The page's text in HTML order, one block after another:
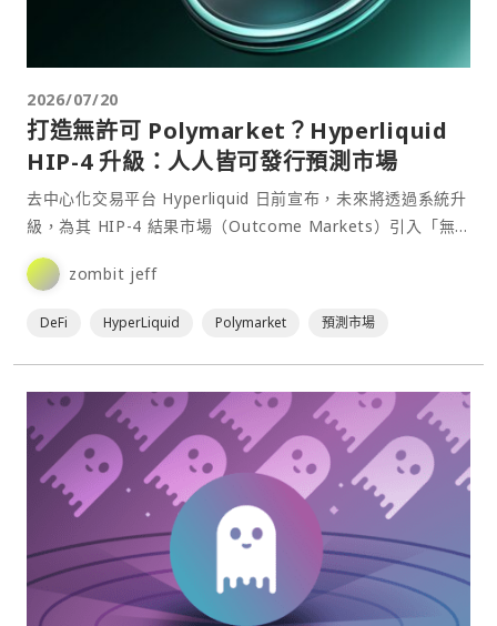
2026/07/20
打造無許可 Polymarket？Hyperliquid
HIP-4 升級：人人皆可發行預測市場
去中心化交易平台 Hyperliquid 日前宣布，未來將透過系統升
級，為其 HIP-4 結果市場（Outcome Markets）引入「無
許可部署」功能，並計畫先⋯
zombit jeff
DeFi HyperLiquid Polymarket 預測市場